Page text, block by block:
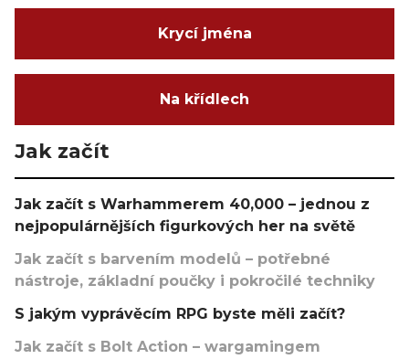
Krycí jména
Na křídlech
Jak začít
Jak začít s Warhammerem 40,000 – jednou z
nejpopulárnějších figurkových her na světě
Jak začít s barvením modelů – potřebné
nástroje, základní poučky i pokročilé techniky
S jakým vyprávěcím RPG byste měli začít?
Jak začít s Bolt Action – wargamingem